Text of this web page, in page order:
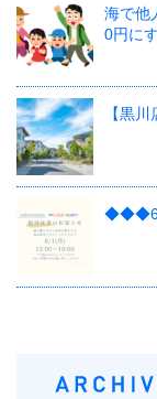
海で他
0円に
【黒
◆◆◆6